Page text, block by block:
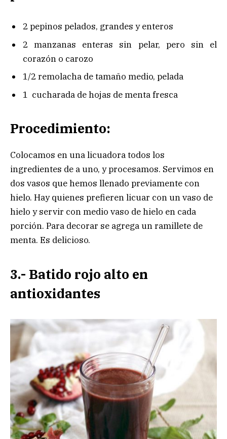
2 pepinos pelados, grandes y enteros
2 manzanas enteras sin pelar, pero sin el
corazón o carozo
1/2 remolacha de tamaño medio, pelada
1 cucharada de hojas de menta fresca
Procedimiento:
Colocamos en una licuadora todos los
ingredientes de a uno, y procesamos. Servimos en
dos vasos que hemos llenado previamente con
hielo. Hay quienes prefieren licuar con un vaso de
hielo y servir con medio vaso de hielo en cada
porción. Para decorar se agrega un ramillete de
menta. Es delicioso.
3.- Batido rojo alto en
antioxidantes